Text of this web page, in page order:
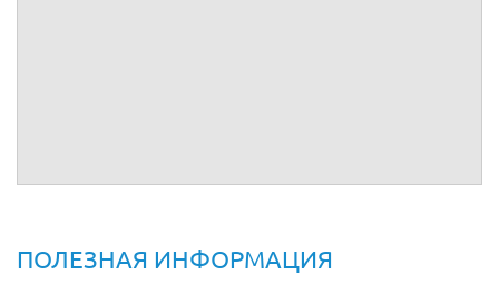
ПОЛЕЗНАЯ ИНФОРМАЦИЯ